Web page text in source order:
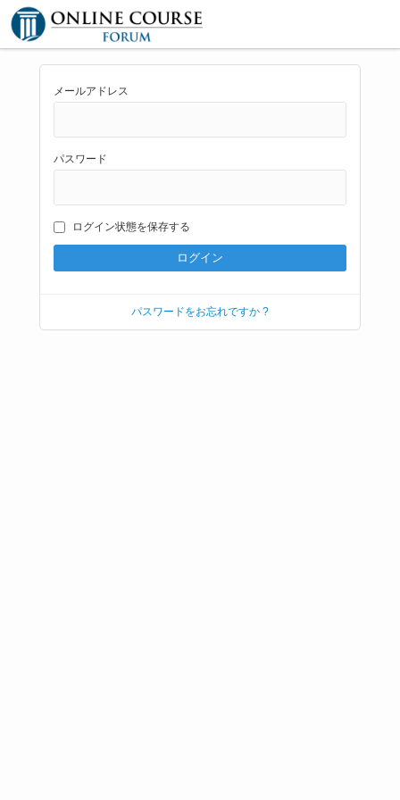
メールアドレス
パスワード
ログイン状態を保存する
パスワードをお忘れですか ?